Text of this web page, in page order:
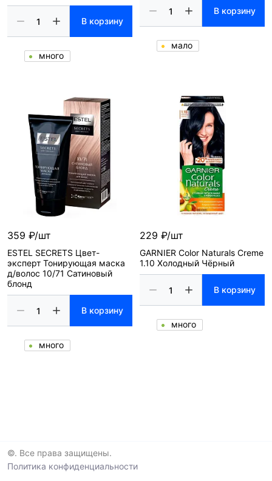
В корзину
много
В корзину
мало
359 ₽/шт
ESTEL SECRETS Цвет-
эксперт Тонирующая маска
д/волос 10/71 Сатиновый
блонд
В корзину
много
229 ₽/шт
GARNIER Color Naturals Creme
1.10 Холодный Чёрный
В корзину
много
©. Все права защищены.
Политика конфиденциальности